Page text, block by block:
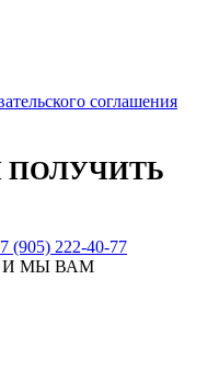
соглашения
ПОЛУЧИТЬ
(905) 222-40-77
И МЫ ВАМ